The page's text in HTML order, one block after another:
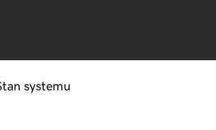
systemu